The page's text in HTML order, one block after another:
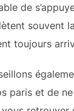
de
souvent
toujours
paris et de